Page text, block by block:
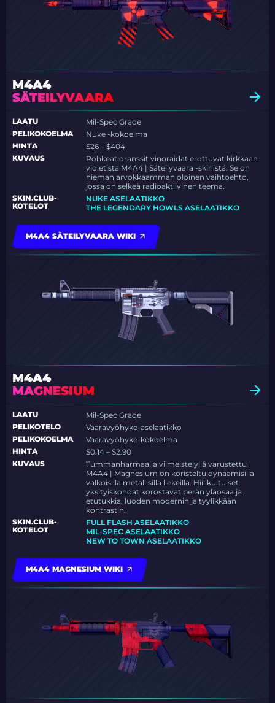
M4A4
SÄTEILYVAARA
LAATU
Mil-Spec Grade
PELIKOKOELMA
Nuke -kokoelma
HINTA
$26 – $404
KUVAUS
Rohkeat oranssit vinoraidat erottuvat kirkkaan
violetista M4A4 | Säteilyvaara -skinistä. Se on
hieman arvokkaamman oloinen vaihtoehto,
jossa on selkeä radioaktiivinen teema.
SKIN.CLUB-
KOTELOT
NUKE ASELAATIKKO
THE LEGENDARY HOWLS ASELAATIKKO
M4A4 SÄTEILYVAARA WIKI
M4A4
MAGNESIUM
LAATU
Mil-Spec Grade
PELIKOTELO
Vaaravyöhyke-aselaatikko
PELIKOKOELMA
Vaaravyöhyke-kokoelma
HINTA
$0.14 – $2.90
KUVAUS
Tummanharmaalla viimeistelyllä varustettu
M4A4 | Magnesium on koristeltu dynaamisilla
valkoisilla metallisilla liekeillä. Hiilikuituiset
yksityiskohdat korostavat perän yläosaa ja
etutukkia, luoden modernin ja tyylikkään
kontrastin.
SKIN.CLUB-
KOTELOT
FULL FLASH ASELAATIKKO
MIL-SPEC ASELAATIKKO
NEW TO TOWN ASELAATIKKO
M4A4 MAGNESIUM WIKI